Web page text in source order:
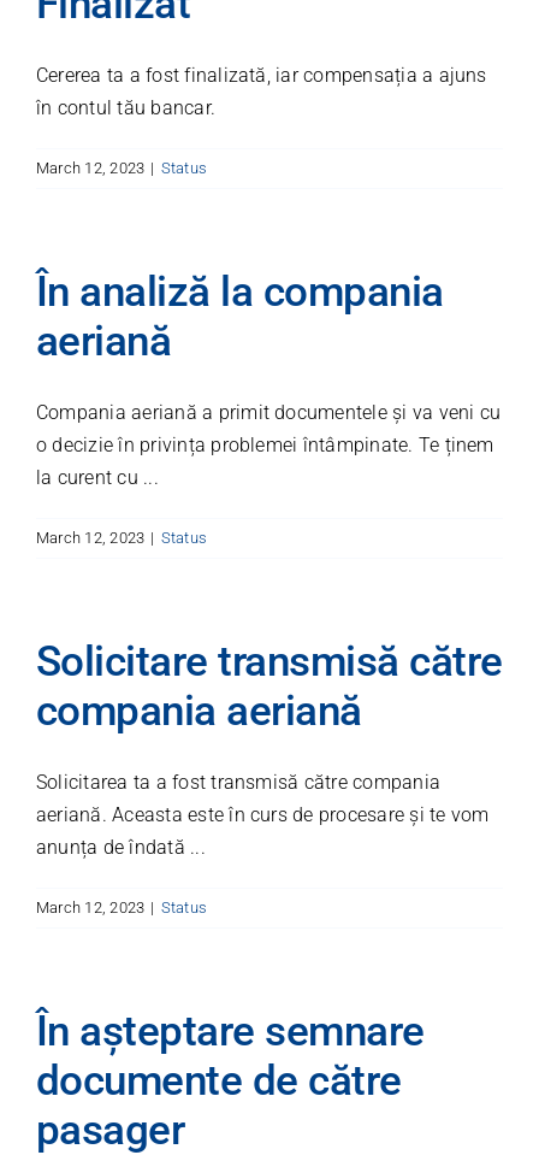
Cererea ta a fost finalizată, iar compensația a ajuns
în contul tău bancar.
March 12, 2023 | Status
În analiză la compania
aeriană
Compania aeriană a primit documentele și va veni cu
o decizie în privința problemei întâmpinate. Te ținem
la curent cu ...
March 12, 2023 | Status
Solicitare transmisă către
compania aeriană
Solicitarea ta a fost transmisă către compania
aeriană. Aceasta este în curs de procesare și te vom
anunța de îndată ...
March 12, 2023 | Status
În așteptare semnare
documente de către
pasager